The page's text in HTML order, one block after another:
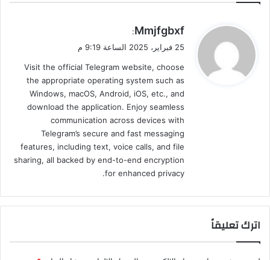
ي
ق
ل
Mmjfgbxf
:
25 فبراير، 2025 الساعة 9:19 م
Visit the official Telegram website, choose
the appropriate operating system such as
Windows, macOS, Android, iOS, etc., and
download the application. Enjoy seamless
communication across devices with
Telegram’s secure and fast messaging
features, including text, voice calls, and file
sharing, all backed by end-to-end encryption
for enhanced privacy.
اترك تعليقاً